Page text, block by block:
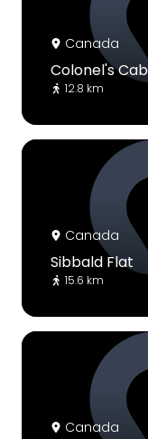
Canada
Colonel's
12.8 km
Canada
Sibbald Flat
15.6 km
Canada